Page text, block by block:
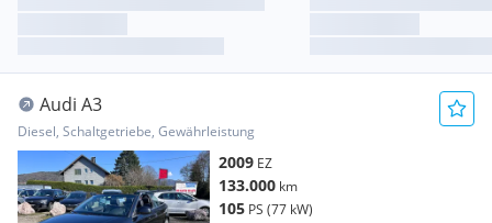
Audi A3
Diesel, Schaltgetriebe, Gewährleistung
2009 EZ
133.000 km
105 PS (77 kW)